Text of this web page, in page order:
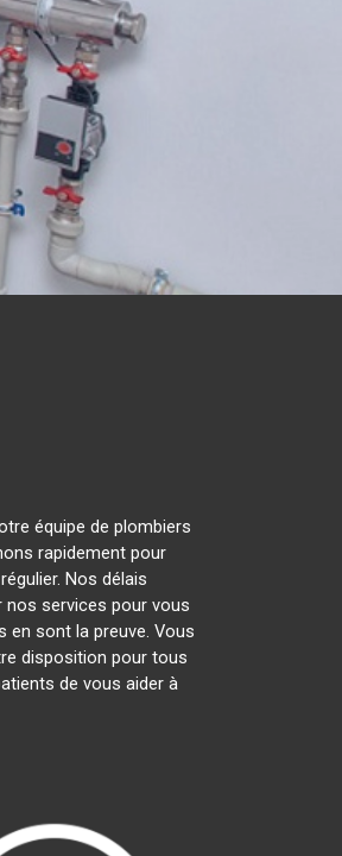
équipe de plombiers
rapidement pour
Nos délais
services pour vous
sont la preuve. Vous
disposition pour tous
de vous aider à